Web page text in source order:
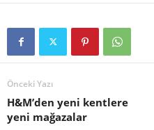
Önceki Yazı
H&M’den yeni kentlere
yeni mağazalar